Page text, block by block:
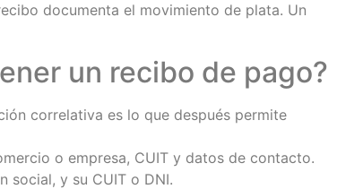
documenta el movimiento de plata. Un
un recibo de pago?
correlativa es lo que después permite
o empresa, CUIT y datos de contacto.
y su CUIT o DNI.